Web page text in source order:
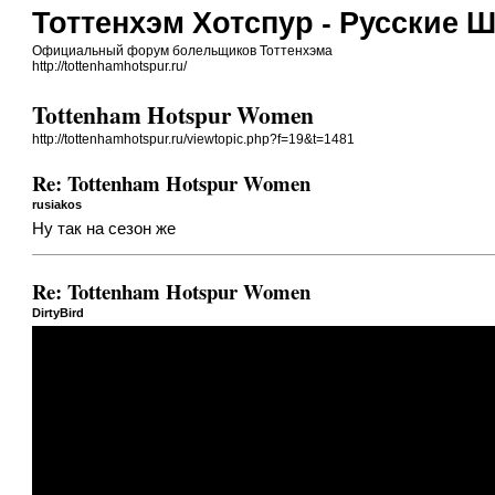
Тоттенхэм Хотспур - Русские
Официальный форум болельщиков Тоттенхэма
http://tottenhamhotspur.ru/
Tottenham Hotspur Women
http://tottenhamhotspur.ru/viewtopic.php?f=19&t=1481
Re: Tottenham Hotspur Women
rusiakos
Ну так на сезон же
Re: Tottenham Hotspur Women
DirtyBird